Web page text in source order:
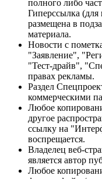
полного либо
Гиперссылка
размещена в
материала.
Новости с
"Заявление",
"Тест-драйв",
правах рекламы.
Раздел
коммерческими
Любое
другое
ссылку на
воспрещается.
Владелец веб-
является автор
Любое